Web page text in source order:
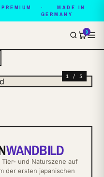
MADE IN
GERMANY
0
1 / 3
WANDBILD
Tier- und Naturszene auf
der ersten japanischen